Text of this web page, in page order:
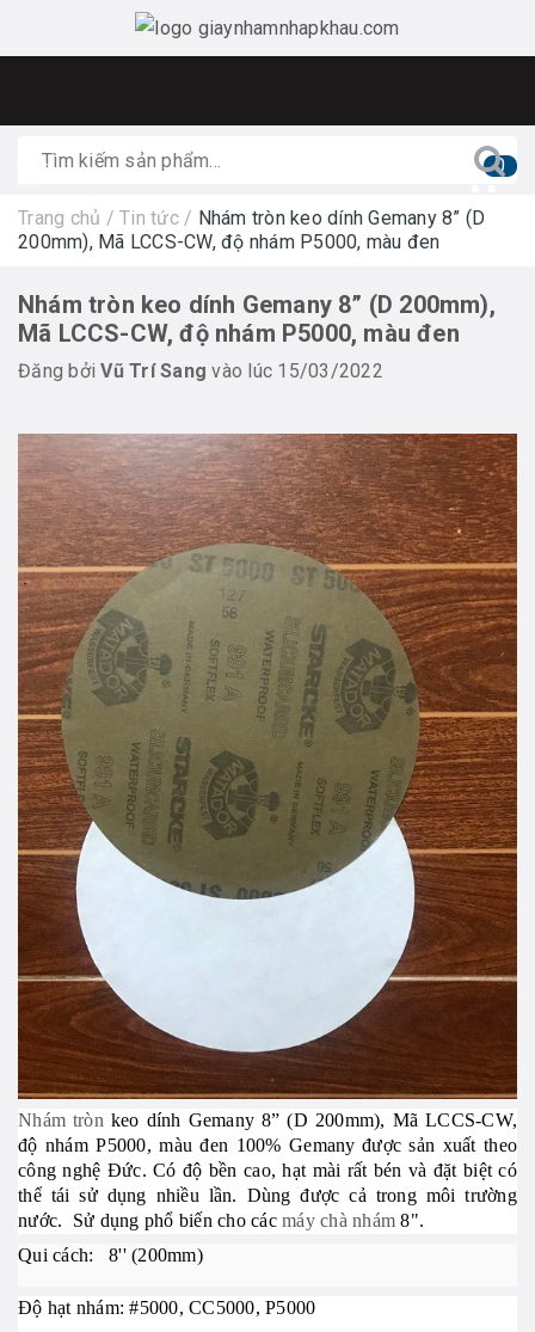
0
Trang chủ / Tin tức / Nhám tròn keo dính Gemany 8” (D
200mm), Mã LCCS-CW, độ nhám P5000, màu đen
Nhám tròn keo dính Gemany 8” (D 200mm),
Mã LCCS-CW, độ nhám P5000, màu đen
Đăng bởiVũ Trí Sang vào lúc 15/03/2022
Nhám tròn keo dính Gemany 8” (D 200mm), Mã LCCS-CW,
độ nhám P5000, màu đen 100%Gemany được sản xuất theo
công nghệ Đức. Có độ bền cao, hạt mài rất bén và đặt biệt có
thể tái sử dụng nhiều lần. Dùng được cả trong môi trường
nước.
Sử dụng phổ biến cho các máy chà nhám 8".
Qui cách: 8'' (200mm)
Độ hạt nhám: #5000, CC5000, P5000